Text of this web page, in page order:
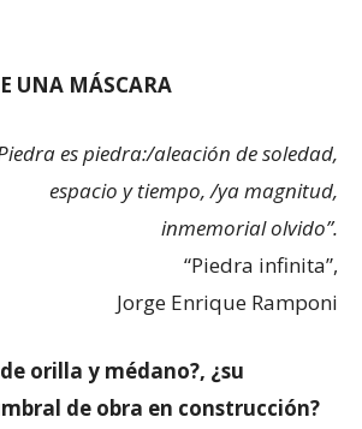
UNA MÁSCARA
es piedra:/aleación de soledad,
espacio y tiempo, /ya magnitud,
inmemorial olvido”.
“Piedra infinita”,
Jorge Enrique Ramponi
orilla y médano?, ¿su
de obra en construcción?